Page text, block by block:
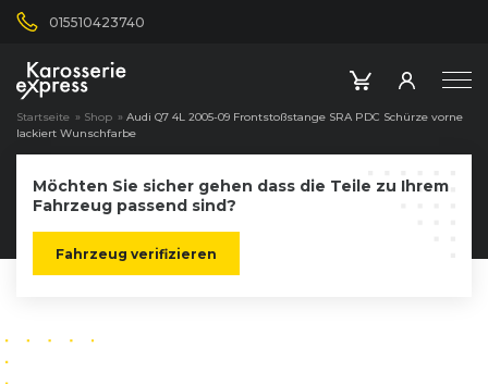
015510423740
Startseite » Shop » Audi Q7 4L 2005-09 Frontstoßstange SRA PDC Schürze vorne
lackiert Wunschfarbe
Möchten Sie sicher gehen dass die Teile zu Ihrem
Fahrzeug passend sind?
Fahrzeug verifizieren